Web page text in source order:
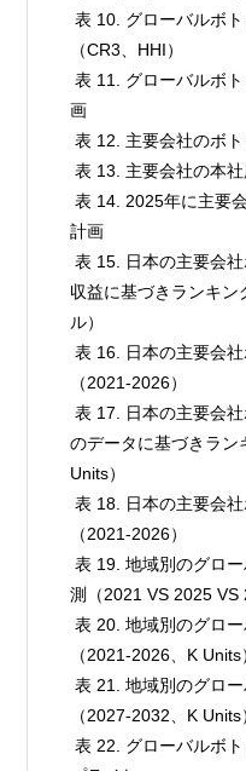
表 10. グローバルボトックスのメーカー市場集中率
（CR3、HHI）
表 11. グローバルボトックスの合併と買収、拡張計
画
表 12. 主要会社のボトックス製品タイプ
表 13. 主要会社の本社所在地と生産拠点
表 14. 2025年に主要会社の生産能力の推移と今後の
計画
表 15. 日本の主要会社ボトックスの売上、2025年の
収益に基づきランキ
ル）
表 16. 日本の主要会社ボトックスの売上シェア
（2021-2026）
表 17. 日本の主要会社ボトックスの販売量、2025年
のデータに基づきラ
Units）
表 18. 日本の主要会社ボトックスの販売量シェア
（2021-2026）
表 19. 地域別のグローバルボトックスの生産量と予
測（2021 VS 2025 VS
表 20. 地域別のグローバルボトックスの生産量
（2021-2026、K Units
表 21. 地域別のグローバルボトックスの生産量予測
（2027-2032、K Units
表 22. グローバルボトックスの主な原材料の主要サ